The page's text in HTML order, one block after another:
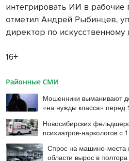
интегрировать ИИ в рабочие
отметил Андрей Рыбинцев,
директор по искусственному
16+
Районные СМИ
Мошенники выманивают
«на нужды класса» перед
Новосибирских
психиатров-наркологов с
Спрос на машино-места
области вырос в